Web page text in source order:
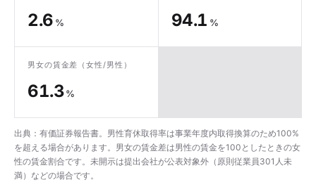
2.6 % 94.1 %
男女の賃金差 （女性/男性）
61.3%
出典：有価証券報告書。男性育休取得率は事業年度内取得換算のため100%
を超える場合があります。男女の賃金差は男性の賃金を100としたときの女
性の賃金割合です。未開示は提出会社が公表対象外（原則従業員301人未
満）などの場合です。